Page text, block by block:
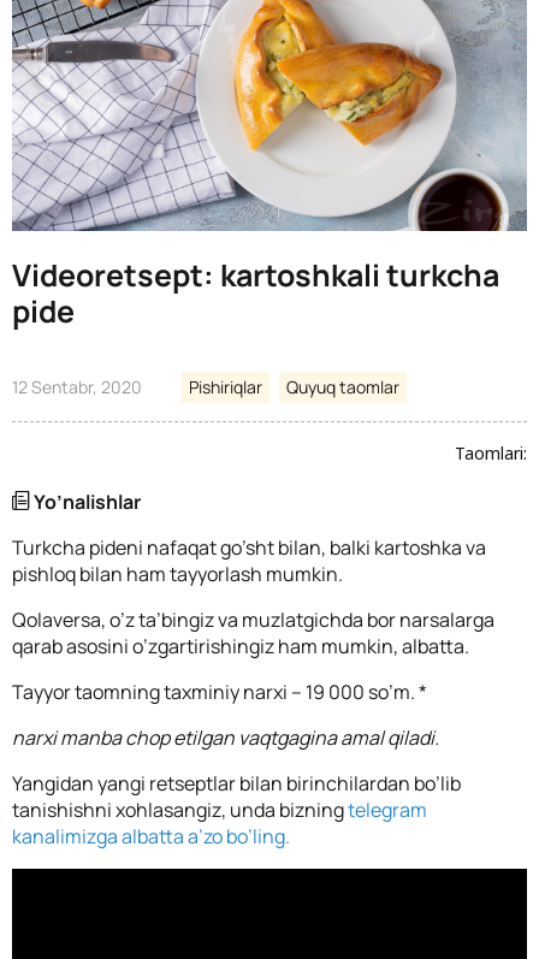
Videoretsept: kartoshkali turkcha
pide
12 Sentabr, 2020 Pishiriqlar Quyuq taomlar
Taomlari:
Yo’nalishlar
Turkcha pideni nafaqat go’sht bilan, balki kartoshka va
pishloq bilan ham tayyorlash mumkin.
Qolaversa, o’z ta’bingiz va muzlatgichda bor narsalarga
qarab asosini o’zgartirishingiz ham mumkin, albatta.
Tayyor taomning taxminiy narxi – 19 000 so’m. *
narxi manba chop etilgan vaqtgagina amal qiladi.
Yangidan yangi retseptlar bilan birinchilardan bo’lib
tanishishni xohlasangiz, unda bizningtelegram
kanalimizga albatta a’zo bo’ling.